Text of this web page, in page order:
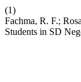
(1)
Fachma, R. F.;
Students in SD